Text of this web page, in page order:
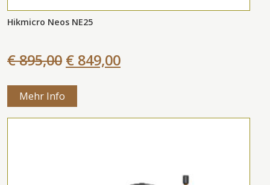
Hikmicro Neos NE25
€ 895,00 € 849,00
Mehr Info